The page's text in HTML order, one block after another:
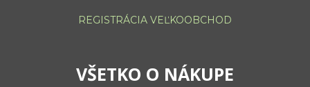
REGISTRÁCIA VEĽKOOBCHOD
VŠETKO O NÁKUPE